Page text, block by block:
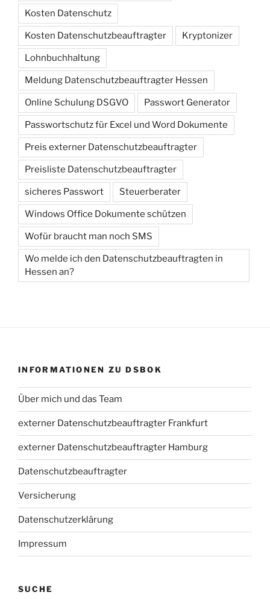
Kosten Datenschutz
Kosten Datenschutzbeauftragter Kryptonizer
Lohnbuchhaltung
Meldung Datenschutzbeauftragter Hessen
Online Schulung DSGVO Passwort Generator
Passwortschutz für Excel und Word Dokumente
Preis externer Datenschutzbeauftragter
Preisliste Datenschutzbeauftragter
sicheres Passwort Steuerberater
Windows Office Dokumente schützen
Wofür braucht man noch SMS
Wo melde ich den Datenschutzbeauftragten in
Hessen an?
INFORMATIONEN ZU DSBOK
Über mich und das Team
externer Datenschutzbeauftragter Frankfurt
externer Datenschutzbeauftragter Hamburg
Datenschutzbeauftragter
Versicherung
Datenschutzerklärung
Impressum
SUCHE